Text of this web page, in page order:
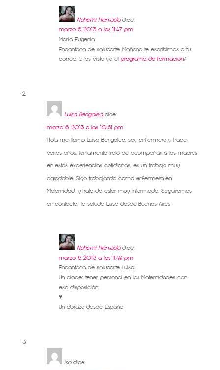
Nohemí Hervada dice:
marzo 6, 2013 a las 11:47 pm
Maria Eugenia:
Encantada de saludarte. Mañana te escribimos a tu
correo. ¿Has visto ya el programa de formación?
Luisa Bengolea dice:
marzo 6, 2013 a las 10:51 pm
Hola me llamo Luisa Bengolea, soy enfermera y hace
varios años, lentamente trato de acompañar a las madres
en estas experiencias cotidianas, es un trabajo muy
agradable, Sigo trabajando como enfermera en
Maternidad, y trato de estar muy informada. Seguiremos
en contacto, Te saluda Luisa desde Buenos Aires
Nohemí Hervada dice:
marzo 6, 2013 a las 11:49 pm
Encantada de saludarte Luisa:
Un placer tener personal en las Maternidades con
esa disposición:
♥
Un abrazo desde España
isa dice: